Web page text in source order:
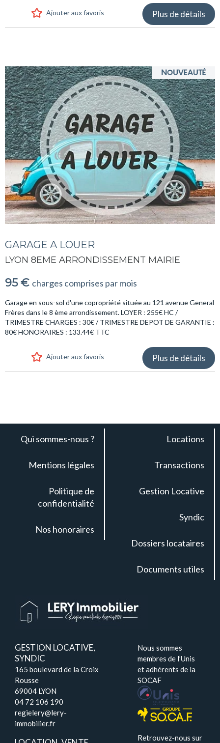
Ajouter aux favoris Plus de détails
GARAGE A LOUER
LYON 8EME ARRONDISSEMENT MAIRIE
95 € charges comprises par mois
Garage en sous-sol d'une copropriété située au 121 avenue General
Frères dans le 8 ème arrondissement. LOYER : 255€ HC /
TRIMESTRE CHARGES : 30€ / TRIMESTRE DEPOT DE GARANTIE :
80€ HONORAIRES : 133.44€ TTC
Ajouter aux favoris Plus de détails
Qui sommes-nous ?
Mentions légales
Politique de
confidentialité
Nos honoraires
Locations
Transactions
Gestion Locative
Syndic
Dossiers locataires
Documents utiles
GESTION LOCATIVE,
SYNDIC
165 boulevard de la Croix
Rousse
69004 LYON
04 72 106 190
regielery@lery-
immobilier.fr
Nous sommes
membres de l’Unis
et adhérents de la
SOCAF
Retrouvez-nous sur